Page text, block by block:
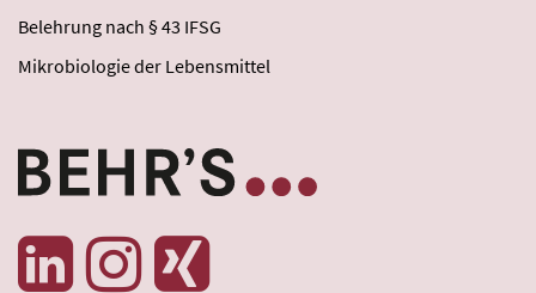
Belehrung nach § 43 IFSG
Mikrobiologie der Lebensmittel